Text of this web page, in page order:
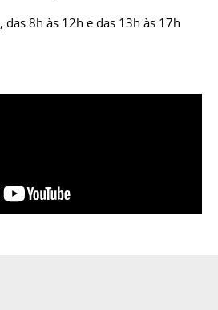
das 8h às 12h e das 13h às 17h